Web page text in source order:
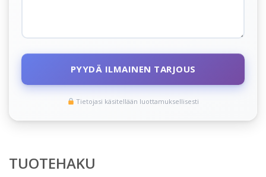
PYYDÄ ILMAINEN TARJOUS
Tietojasi käsitellään luottamuksellisesti
TUOTEHAKU